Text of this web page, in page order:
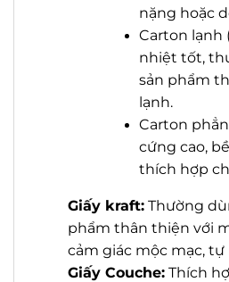
nặng hoặc
Carton lạnh
nhiệt tốt,
sản phẩm
lạnh.
Carton
cứng cao,
thích hợp
Giấy kraft: Thường
phẩm thân thiện với
cảm giác mộc mạc, tự
Giấy Couche: Thích